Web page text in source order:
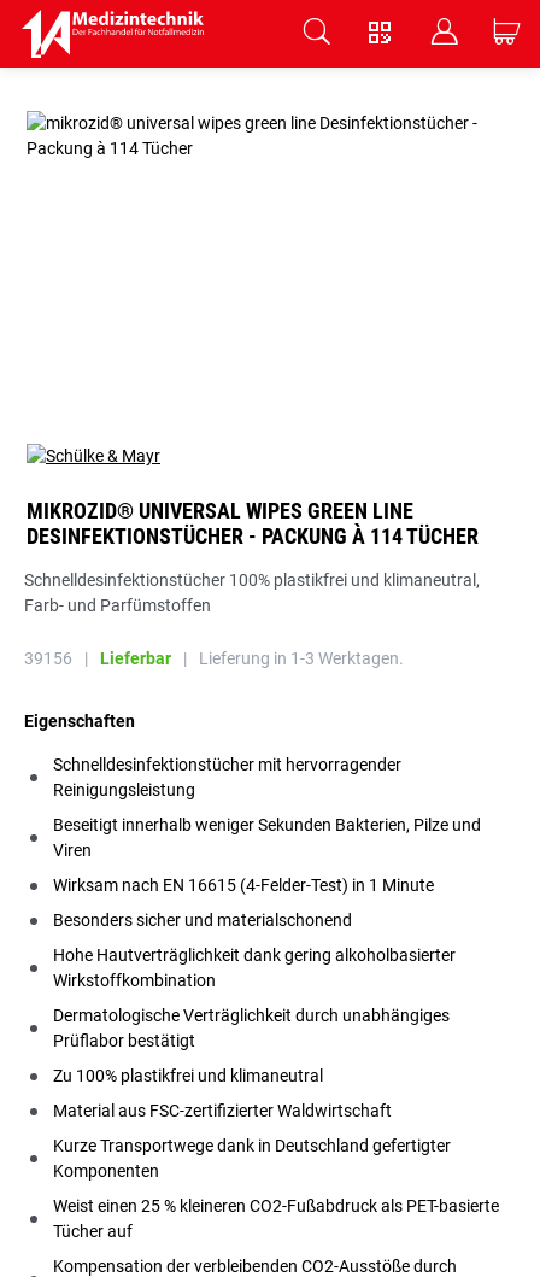
V B C
MIKROZID® UNIVERSAL WIPES GREEN LINE
DESINFEKTIONSTÜCHER - PACKUNG À 114 TÜCHER
Schnelldesinfektionstücher 100% plastikfrei und klimaneutral,
Farb- und Parfümstoffen
39156 | Lieferbar | Lieferung in 1-3 Werktagen.
Eigenschaften
Schnelldesinfektionstücher mit hervorragender
Reinigungsleistung
Beseitigt innerhalb weniger Sekunden Bakterien, Pilze und
Viren
Wirksam nach EN 16615 (4-Felder-Test) in 1 Minute
Besonders sicher und materialschonend
Hohe Hautverträglichkeit dank gering alkoholbasierter
Wirkstoffkombination
Dermatologische Verträglichkeit durch unabhängiges
Prüflabor bestätigt
Zu 100% plastikfrei und klimaneutral
Material aus FSC-zertifizierter Waldwirtschaft
Kurze Transportwege dank in Deutschland gefertigter
Komponenten
Weist einen 25 % kleineren CO2-Fußabdruck als PET-basierte
Tücher auf
Kompensation der verbleibenden CO2-Ausstöße durch